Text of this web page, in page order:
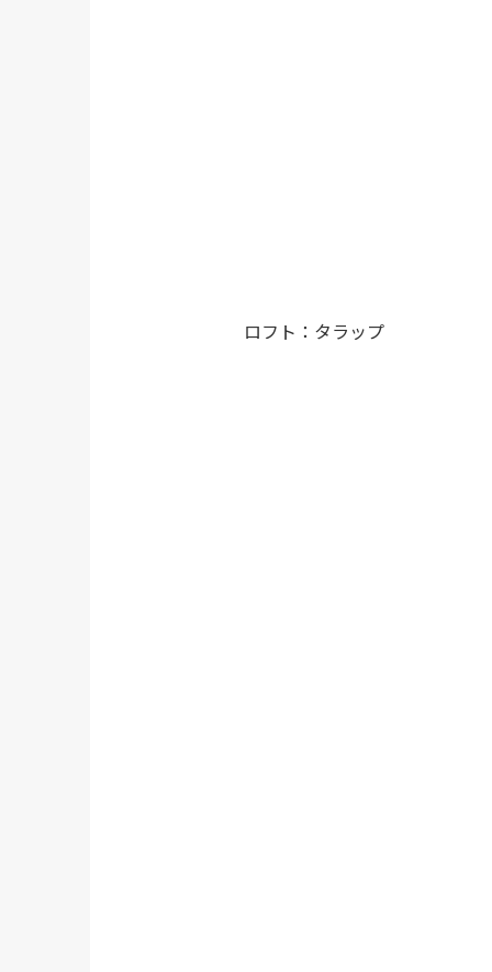
ロフト：タラップ